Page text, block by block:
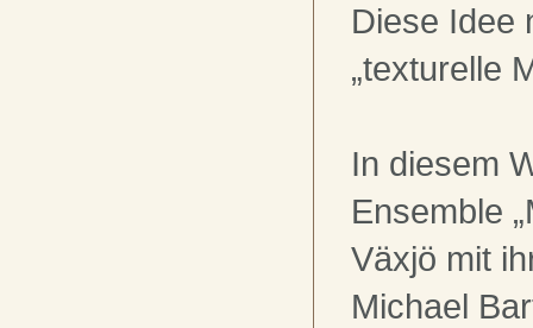
Diese Idee
„texturelle
In diesem
Ensemble
Växjö mit
Michael